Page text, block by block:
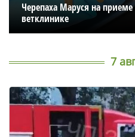
Черепаха Маруся на приеме
ветклинике
7